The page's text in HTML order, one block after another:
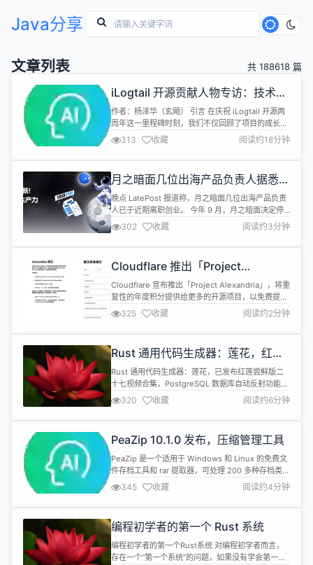
Java分享
文章列表 共 188618 篇
iLogtail 开源贡献人物专访：技术之
路无坦途，与社区共同成长
作者：杨泽华（玄飏） 引言 在庆祝 iLogtail 开源两
周年这一里程碑时刻，我们不仅回顾了项目的成长历
程和技术革新，还深入探讨了它如何不断重塑可观测
性数据采集的技术疆界。但每一段辉煌旅程的背后，
都离不开一群热爱技术、勇于探索的贡献者。他们以
座开放、强大、灵活的数据采集“大厦”。 这一期，我
们将镜头...
313 收藏 阅读约18分钟
月之暗面几位出海产品负责人据悉离
职创业
晚点 LatePost 报道称，月之暗面几位出海产品负责
人已于近期离职创业。 今年 9 月，月之暗面决定停
止更新两款已上线的出海产品—— Ohai 和
Noisee，暂时收缩了出海 to C 应用。此后，一些人
员离开月之暗面。其中至少有 2 位开始创业，正在接
之暗面内部称他为 Leon）进展最快，正以 5...
302 收藏 阅读约3分钟
Cloudflare 推出「Project
Alexandria」，面向开源项目作者
提供更多免费产品
Cloudflare 宣布推出「Project Alexandria」，将重
复性的年度积分提供给更多的开源项目，以免费提供
其产品，例如为开源开发者免费升级 Cloudflare
Pro、Business 或 Enterprise 计划，以及增加
Workers、Pages、R2 存储等福利。 通过「Project
325 收藏 阅读约2分钟
Rust 通用代码生成器：莲花，红莲
尝鲜版二十七视频合集，
PostgreSQL 数据库自动反射功能
Rust 通用代码生成器：莲花，已发布红莲尝鲜版二
十七视频合集，PostgreSQL 数据库自动反射功能
Rust 通用代码生成器：莲花，已发布红莲尝鲜版二
十七及其介绍视频合集，演示了 PostgreSQL 数据
库自动反射功能。红莲尝鲜版二十七增强了空值处
能。增强了数据库连接的错误处理，并有更多缺陷修
正。...
320 收藏 阅读约6分钟
PeaZip 10.1.0 发布，压缩管理工具
PeaZip 是一个适用于 Windows 和 Linux 的免费文
件存档工具和 rar 提取器，可处理 200 多种存档类型
（7z, ace, arc, bz2, cab, gz, iso, paq, pea, rar, tar,
wim, zip, zipx...），处理跨区存档（001, r01,
z01...）并支持多种存档加密标准。 该项目旨在为
345 收藏 阅读约4分钟
编程初学者的第一个 Rust 系统
编程初学者的第一个Rust系统 对编程初学者而言，
存在一个“第一个系统”的问题，如果没有学会第一个